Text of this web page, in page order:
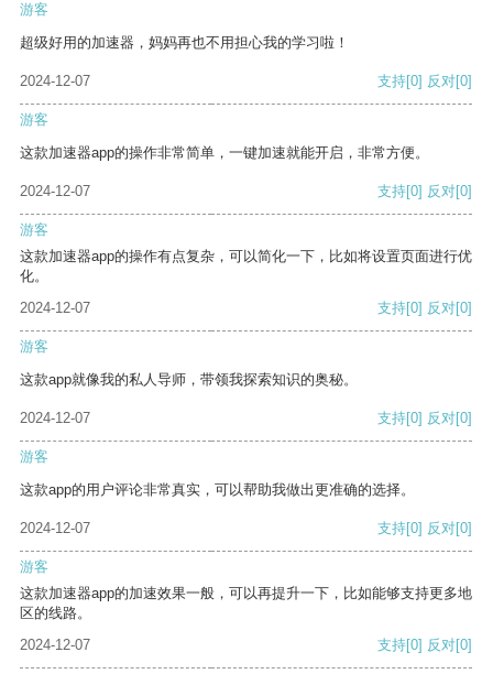
游客
超级好用的加速器，妈妈再也不用担心我的学习啦！
2024-12-07 支持[0] 反对[0]
游客
这款加速器app的操作非常简单，一键加速就能开启，非常方便。
2024-12-07 支持[0] 反对[0]
游客
这款加速器app的操作有点复杂，可以简化一下，比如将设置页面进行优
化。
2024-12-07
支持[0] 反对[0]
游客
这款app就像我的私人导师，带领我探索知识的奥秘。
2024-12-07 支持[0] 反对[0]
游客
这款app的用户评论非常真实，可以帮助我做出更准确的选择。
2024-12-07 支持[0] 反对[0]
游客
这款加速器app的加速效果一般，可以再提升一下，比如能够支持更多地
区的线路。
2024-12-07
支持[0] 反对[0]